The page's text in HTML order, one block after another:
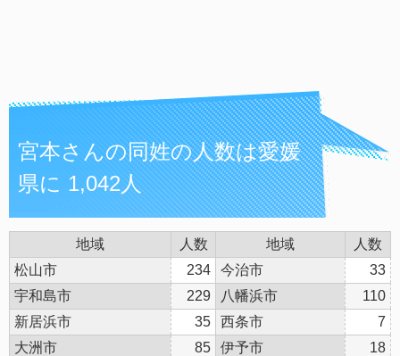
宮本さんの同姓の人数は愛媛
県に 1,042人
地域 人数 地域
人数
松山市
234 今治市
33
宇和島市
229 八幡浜市
110
新居浜市
35 西条市
7
大洲市
85 伊予市
18